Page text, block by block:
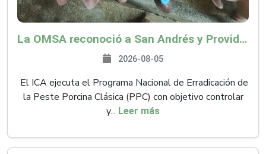
La OMSA reconoció a San Andrés y Providencia como zona libre de Peste Porcina Clásica (PPC)
2026-08-05
El ICA ejecuta el Programa Nacional de Erradicación de
la Peste Porcina Clásica (PPC) con objetivo controlar
y... Leer más